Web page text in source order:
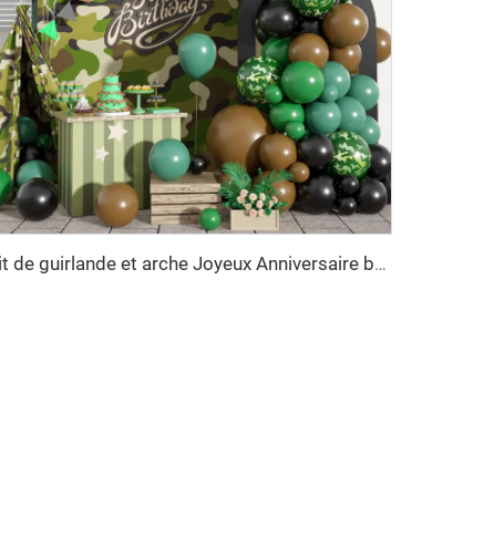
Kit de guirlande et arche Joyeux Anniversaire ballons noir vert pour fête d'anniversaire fournisseurs de décoration pour fête d'enfants